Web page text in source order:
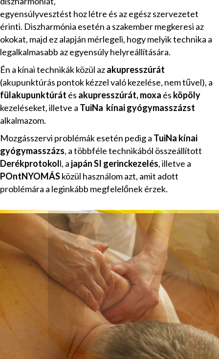
egyensúlyvesztést hoz létre és az egész szervezetet
érinti. Diszharmónia esetén a szakember megkeresi az
okokat, majd ez alapján mérlegeli, hogy melyik technika a
legalkalmasabb az egyensúly helyreállítására.
Én a kínai technikák közül azakupresszúrát
(akupunktúrás pontok kézzel való kezelése, nem tűvel), a
fülakupunktúrát és akupresszúrát, moxa és köpöly
kezeléseket, illetve a TuiNa kínai gyógymasszázst
alkalmazom.
Mozgásszervi problémák esetén pedig a TuiNa kínai
gyógymasszázs, a többféle technikából összeállított
Derékprotokoll, a japán SI gerinckezelés, illetve a
POntNYOMÁSközül használom azt, amit adott
problémára a leginkább megfelelőnek érzek.